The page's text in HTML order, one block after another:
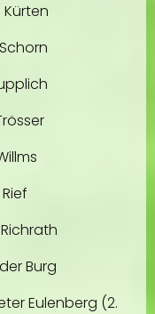
Kürten
Burg
Eulenberg (2.